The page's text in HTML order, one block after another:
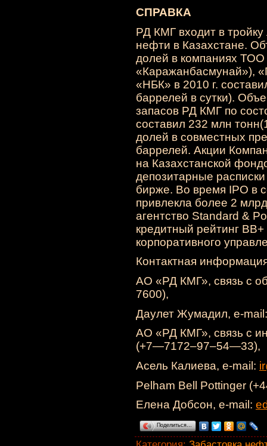
СПРАВКА
РД КМГ входит в
нефти в Казахстане.
долей в компаниях
«Каражанбасмунай»),
«НБК» в 2010 г.
баррелей в сутки).
запасов РД КМГ по
составил 232 млн тонн
долей в совместных
баррелей. Акции
на Казахстанской
депозитарные
бирже. Во время IPO в
привлекла более 2
агентство Standard &
кредитный рейтинг
корпоративного
Контактная
АО «РД КМГ», связь с
7600),
Даулет Жумадил, e-mail
АО «РД КМГ», связь с
(+7—7172–97–54—33),
Асель Калиева, e-mail :
Pelham Bell Pottinger
Елена Добсон, e-mail :
Поделиться…